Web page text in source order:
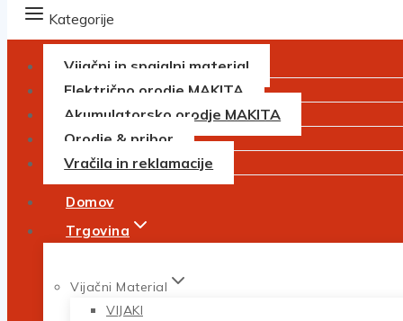
Kategorije
Vijačni in spajalni material
Električno orodje MAKITA
Akumulatorsko orodje MAKITA
Orodje & pribor
Vračila in reklamacije
Domov
Trgovina
Vijačni Material
VIJAKI